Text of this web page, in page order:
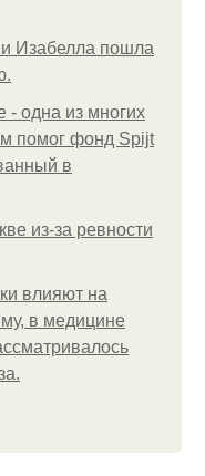
Изабелла пошла
- одна из многих
помог фонд Spijt
в
из-за ревности
влияют на
в медицине